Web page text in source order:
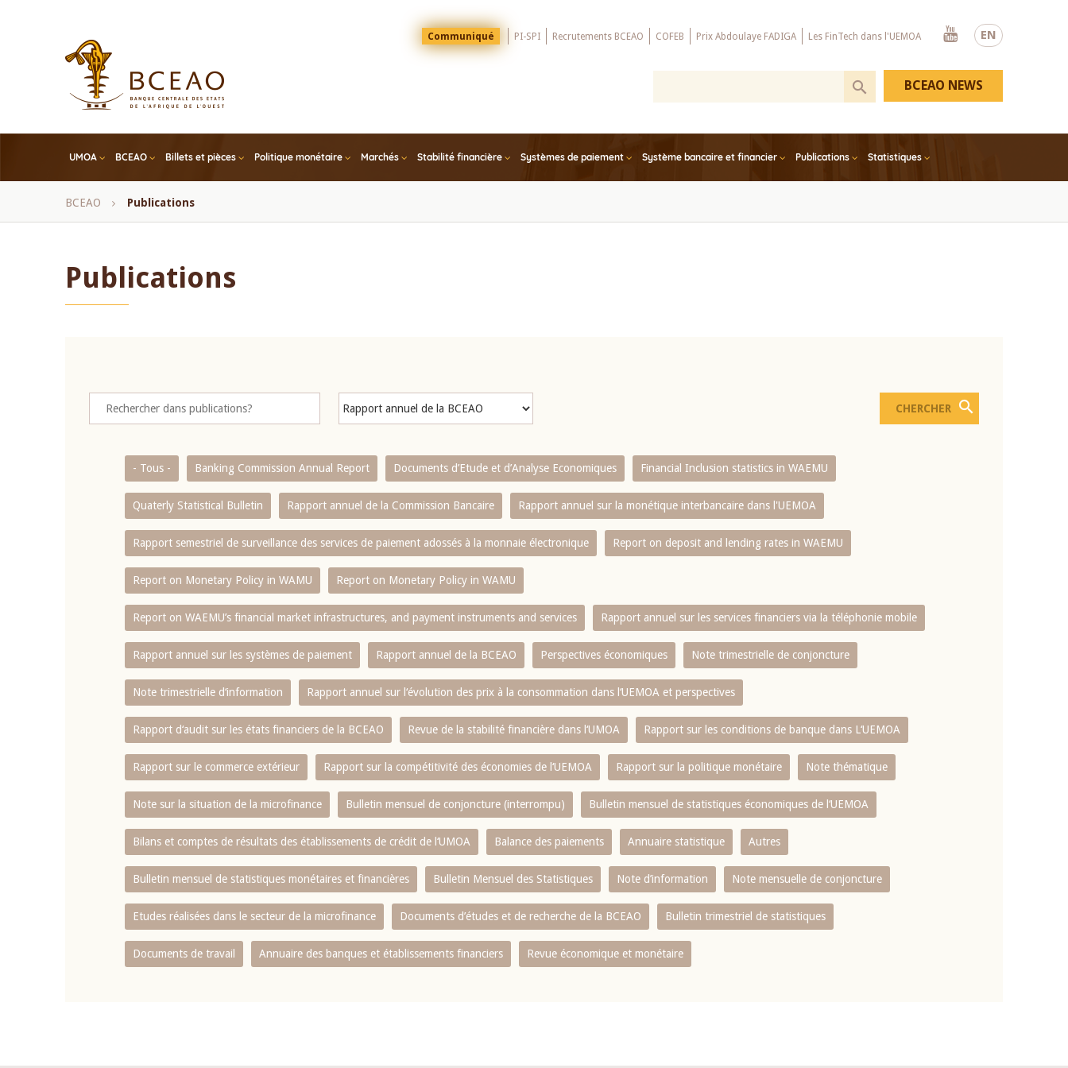
EN
Menu
Top
Communiqué PI-SPI Recrutements BCEAO COFEB Prix Abdoulaye FADIGA Les FinTech dans l'UEMOA
Youtube
UMOA BCEAO Billets et pièces Politique monétaire Marchés Stabilité financière Systèmes de paiement Système bancaire et financier Publications Statistiques
BCEAO NEWS
Fil
BCEAO Publications
Publications
- Tous - Banking Commission Annual Report Documents d’Etude et d’Analyse Economiques Financial Inclusion statistics in WAEMU
Quaterly Statistical Bulletin Rapport annuel de la Commission Bancaire Rapport annuel sur la monétique interbancaire dans l'UEMOA
Rapport semestriel de surveillance des services de paiement adossés à la monnaie électronique Report on deposit and lending rates in WAEMU
Report on Monetary Policy in WAMU Report on Monetary Policy in WAMU
Report on WAEMU’s financial market infrastructures, and payment instruments and services Rapport annuel sur les services financiers via la téléphonie mobile
Rapport annuel sur les systèmes de paiement Rapport annuel de la BCEAO Perspectives économiques Note trimestrielle de conjoncture
Note trimestrielle d‘information Rapport annuel sur l‘évolution des prix à la consommation dans l‘UEMOA et perspectives
Rapport d‘audit sur les états financiers de la BCEAO Revue de la stabilité financière dans l‘UMOA Rapport sur les conditions de banque dans L‘UEMOA
Rapport sur le commerce extérieur Rapport sur la compétitivité des économies de l‘UEMOA Rapport sur la politique monétaire Note thématique
Note sur la situation de la microfinance Bulletin mensuel de conjoncture (interrompu) Bulletin mensuel de statistiques économiques de l‘UEMOA
Bilans et comptes de résultats des établissements de crédit de l‘UMOA Balance des paiements Annuaire statistique Autres
Bulletin mensuel de statistiques monétaires et financières Bulletin Mensuel des Statistiques Note d’information Note mensuelle de conjoncture
Etudes réalisées dans le secteur de la microfinance Documents d’études et de recherche de la BCEAO Bulletin trimestriel de statistiques
Documents de travail Annuaire des banques et établissements financiers Revue économique et monétaire